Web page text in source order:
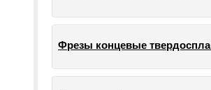
Фрезы концевые